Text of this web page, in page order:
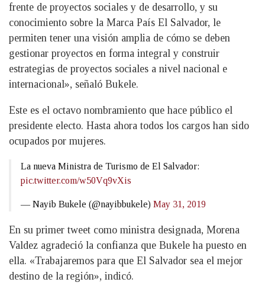
frente de proyectos sociales y de desarrollo, y su
conocimiento sobre la Marca País El Salvador, le
permiten tener una visión amplia de cómo se deben
gestionar proyectos en forma integral y construir
estrategias de proyectos sociales a nivel nacional e
internacional», señaló Bukele.
Este es el octavo nombramiento que hace público el
presidente electo. Hasta ahora todos los cargos han sido
ocupados por mujeres.
La nueva Ministra de Turismo de El Salvador:
pic.twitter.com/w50Vq9vXis
— Nayib Bukele (@nayibbukele) May 31, 2019
En su primer tweet como ministra designada, Morena
Valdez agradeció la confianza que Bukele ha puesto en
ella. «Trabajaremos para que El Salvador sea el mejor
destino de la región», indicó.